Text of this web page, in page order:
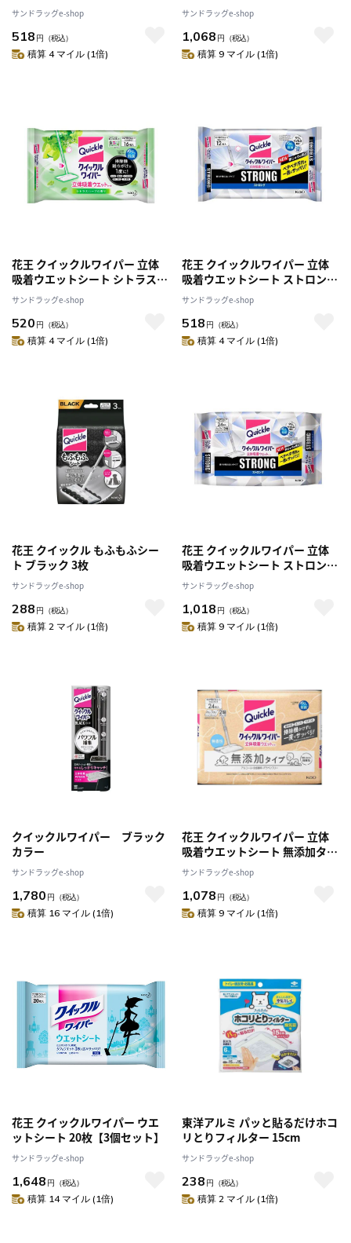
り 16枚
サンドラッグe-shop
518 円 （税込）
積算 4 マイル (1倍)
ーブの香り 32枚
サンドラッグe-shop
1,068 円 （税込）
積算 9 マイル (1倍)
花王 クイックルワイパー 立体
吸着ウエットシート シトラスハ
ーブの香り 16枚
サンドラッグe-shop
520 円 （税込）
積算 4 マイル (1倍)
花王 クイックルワイパー 立体
吸着ウエットシート ストロング
12枚
サンドラッグe-shop
518 円 （税込）
積算 4 マイル (1倍)
花王 クイックル もふもふシー
ト ブラック 3枚
サンドラッグe-shop
288 円 （税込）
積算 2 マイル (1倍)
花王 クイックルワイパー 立体
吸着ウエットシート ストロング
24枚
サンドラッグe-shop
1,018 円 （税込）
積算 9 マイル (1倍)
クイックルワイパー ブラック
カラー
サンドラッグe-shop
1,780 円 （税込）
積算 16 マイル (1倍)
花王 クイックルワイパー 立体
吸着ウエットシート 無添加タイ
プ 24枚
サンドラッグe-shop
1,078 円 （税込）
積算 9 マイル (1倍)
花王 クイックルワイパー ウエ
ットシート 20枚【3個セット】
サンドラッグe-shop
1,648 円 （税込）
積算 14 マイル (1倍)
東洋アルミ パッと貼るだけホコ
リとりフィルター 15cm
サンドラッグe-shop
238 円 （税込）
積算 2 マイル (1倍)